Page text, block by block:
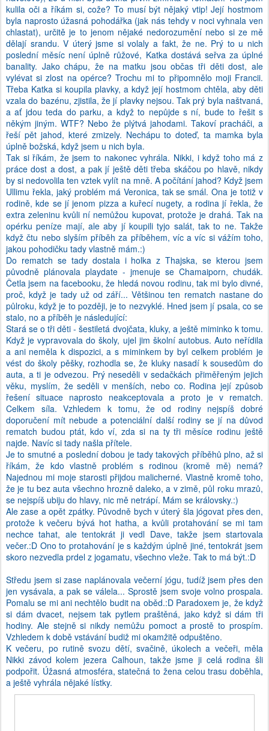
kulila oči a říkám si, cože? To musí být nějaký vtip! Její hostmom
byla naprosto úžasná pohodářka (jak nás tehdy v noci vyhnala ven
chlastat), určitě je to jenom nějaké nedorozumění nebo si ze mě
dělají srandu. V úterý jsme si volaly a fakt, že ne. Prý to u nich
poslední měsíc není úplně růžové, Katka dostává seřva za úplné
banality. Jako chápu, že na matku jsou občas tři děti dost, ale
vylévat si zlost na opérce? Trochu mi to připomnělo moji Francii.
Třeba Katka si koupila plavky, a když její hostmom chtěla, aby děti
vzala do bazénu, zjistila, že jí plavky nejsou. Tak prý byla naštvaná,
a ať jdou teda do parku, a když to nepůjde s ní, bude to řešit s
někým jiným. WTF? Nebo že plýtvá jahodami. Takoví pracháči, a
řeší pět jahod, které zmizely. Nechápu to doteď, ta mamka byla
úplně božská, když jsem u nich byla.
Tak si říkám, že jsem to nakonec vyhrála. Nikki, i když toho má z
práce dost a dost, a pak jí ještě děti třeba skáčou po hlavě, nikdy
by si nedovolila ten vztek vylít na mně. A počítání jahod? Když jsem
Ullimu řekla, jaký problém má Veronica, tak se smál. Ona je totiž v
rodině, kde se jí jenom pizza a kuřecí nugety, a rodina jí řekla, že
extra zeleninu kvůli ní nemůžou kupovat, protože je drahá. Tak na
opérku peníze mají, ale aby jí koupili tyjo salát, tak to ne. Takže
když čtu nebo slyším příběh za příběhem, víc a víc si vážím toho,
jakou pohodičku tady vlastně mám.:)
Do rematch se tady dostala i holka z Thajska, se kterou jsem
původně plánovala playdate - jmenuje se Chamaiporn, chudák.
Četla jsem na facebooku, že hledá novou rodinu, tak mi bylo divné,
proč, když je tady už od září... Většinou ten rematch nastane do
půlroku, když je to později, je to nezvyklé. Hned jsem jí psala, co se
stalo, no a příběh je následující:
Stará se o tři děti - šestiletá dvojčata, kluky, a ještě miminko k tomu.
Když je vypravovala do školy, ujel jim školní autobus. Auto neřídila
a ani neměla k dispozici, a s miminkem by byl celkem problém je
vést do školy pěšky, rozhodla se, že kluky nasadí k sousedům do
auta, a ti je odvezou. Prý neseděli v sedačkách přiměřeným jejich
věku, myslím, že seděli v menších, nebo co. Rodina její způsob
řešení situace naprosto neakceptovala a proto je v rematch.
Celkem síla. Vzhledem k tomu, že od rodiny nejspíš dobré
doporučení mít nebude a potenciální další rodiny se jí na důvod
rematch budou ptát, kdo ví, zda si na ty tři měsíce rodinu ještě
najde. Navíc si tady našla přítele.
Je to smutné a poslední dobou je tady takových příběhů plno, až si
říkám, že kdo vlastně problém s rodinou (kromě mě) nemá?
Najednou mi moje starosti přijdou malicherné. Vlastně kromě toho,
že je tu bez auta všechno hrozně daleko, a v zimě, půl roku mrazů,
se nejspíš ubiju do hlavy, nic mě netrápí. Mám se královsky.:)
Ale zase a opět zpátky. Původně bych v úterý šla jógovat přes den,
protože k večeru bývá hot hatha, a kvůli protahování se mi tam
nechce tahat, ale tentokrát ji vedl Dave, takže jsem startovala
večer.:D Ono to protahování je s každým úplně jiné, tentokrát jsem
skoro nezvedla prdel z jogamatu, všechno vleže. Tak to má být.:D
Středu jsem si zase naplánovala večerní jógu, tudíž jsem přes den
jen vysávala, a pak se válela... Sprostě jsem svoje volno prospala.
Pomalu se mi ani nechtělo budit na oběd.:D Paradoxem je, že když
si dám dvacet, nejsem tak pytlem praštěná, jako když si dám tři
hodiny. Ale stejně si nikdy nemůžu pomoct a prostě to prospím.
Vzhledem k době vstávání budiž mi okamžitě odpuštěno.
K večeru, po rutině svozu dětí, svačině, úkolech a večeři, měla
Nikki závod kolem jezera Calhoun, takže jsme ji celá rodina šli
podpořit. Úžasná atmosféra, statečná to žena celou trasu doběhla,
a ještě vyhrála nějaké lístky.